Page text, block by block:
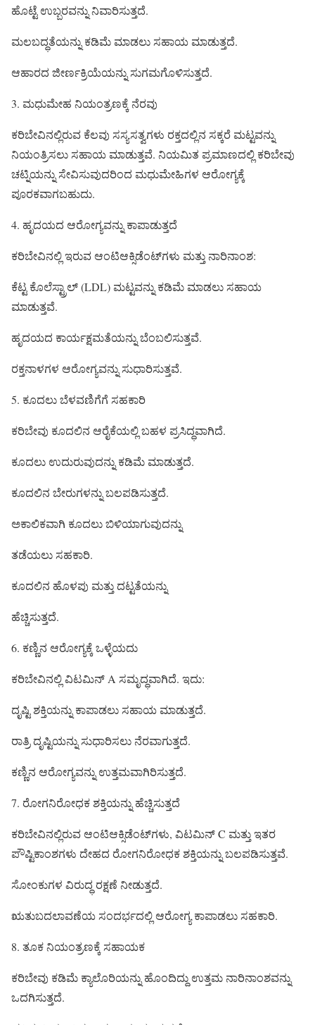
ಹೊಟ್ಟೆ ಉಬ್ಬರವನ್ನು ನಿವಾರಿಸುತ್ತದೆ.
ಮಲಬದ್ಧತೆಯನ್ನು ಕಡಿಮೆ ಮಾಡಲು ಸಹಾಯ ಮಾಡುತ್ತದೆ.
ಆಹಾರದ ಜೀರ್ಣಕ್ರಿಯೆಯನ್ನು ಸುಗಮಗೊಳಿಸುತ್ತದೆ.
3. ಮಧುಮೇಹ ನಿಯಂತ್ರಣಕ್ಕೆ ನೆರವು
ಕರಿಬೇವಿನಲ್ಲಿರುವ ಕೆಲವು ಸಸ್ಯಸತ್ವಗಳು ರಕ್ತದಲ್ಲಿನ ಸಕ್ಕರೆ ಮಟ್ಟವನ್ನು
ನಿಯಂತ್ರಿಸಲು ಸಹಾಯ ಮಾಡುತ್ತವೆ. ನಿಯಮಿತ ಪ್ರಮಾಣದಲ್ಲಿ ಕರಿಬೇವು
ಚಟ್ನಿಯನ್ನು ಸೇವಿಸುವುದರಿಂದ ಮಧುಮೇಹಿಗಳ ಆರೋಗ್ಯಕ್ಕೆ
ಪೂರಕವಾಗಬಹುದು.
4. ಹೃದಯದ ಆರೋಗ್ಯವನ್ನು ಕಾಪಾಡುತ್ತದೆ
ಕರಿಬೇವಿನಲ್ಲಿ ಇರುವ ಆಂಟಿಆಕ್ಸಿಡೆಂಟ್‌ಗಳು ಮತ್ತು ನಾರಿನಾಂಶ:
ಕೆಟ್ಟ ಕೊಲೆಸ್ಟ್ರಾಲ್ (LDL) ಮಟ್ಟವನ್ನು ಕಡಿಮೆ ಮಾಡಲು ಸಹಾಯ
ಮಾಡುತ್ತವೆ.
ಹೃದಯದ ಕಾರ್ಯಕ್ಷಮತೆಯನ್ನು ಬೆಂಬಲಿಸುತ್ತವೆ.
ರಕ್ತನಾಳಗಳ ಆರೋಗ್ಯವನ್ನು ಸುಧಾರಿಸುತ್ತವೆ.
5. ಕೂದಲು ಬೆಳವಣಿಗೆಗೆ ಸಹಕಾರಿ
ಕರಿಬೇವು ಕೂದಲಿನ ಆರೈಕೆಯಲ್ಲಿ ಬಹಳ ಪ್ರಸಿದ್ಧವಾಗಿದೆ.
ಕೂದಲು ಉದುರುವುದನ್ನು ಕಡಿಮೆ ಮಾಡುತ್ತದೆ.
ಕೂದಲಿನ ಬೇರುಗಳನ್ನು ಬಲಪಡಿಸುತ್ತದೆ.
ಅಕಾಲಿಕವಾಗಿ ಕೂದಲು ಬಿಳಿಯಾಗುವುದನ್ನು
ತಡೆಯಲು ಸಹಕಾರಿ.
ಕೂದಲಿನ ಹೊಳಪು ಮತ್ತು ದಟ್ಟತೆಯನ್ನು
ಹೆಚ್ಚಿಸುತ್ತದೆ.
6. ಕಣ್ಣಿನ ಆರೋಗ್ಯಕ್ಕೆ ಒಳ್ಳೆಯದು
ಕರಿಬೇವಿನಲ್ಲಿ ವಿಟಮಿನ್ A ಸಮೃದ್ಧವಾಗಿದೆ. ಇದು:
ದೃಷ್ಟಿ ಶಕ್ತಿಯನ್ನು ಕಾಪಾಡಲು ಸಹಾಯ ಮಾಡುತ್ತದೆ.
ರಾತ್ರಿ ದೃಷ್ಟಿಯನ್ನು ಸುಧಾರಿಸಲು ನೆರವಾಗುತ್ತದೆ.
ಕಣ್ಣಿನ ಆರೋಗ್ಯವನ್ನು ಉತ್ತಮವಾಗಿರಿಸುತ್ತದೆ.
7. ರೋಗನಿರೋಧಕ ಶಕ್ತಿಯನ್ನು ಹೆಚ್ಚಿಸುತ್ತದೆ
ಕರಿಬೇವಿನಲ್ಲಿರುವ ಆಂಟಿಆಕ್ಸಿಡೆಂಟ್‌ಗಳು, ವಿಟಮಿನ್ C ಮತ್ತು ಇತರ
ಪೌಷ್ಟಿಕಾಂಶಗಳು ದೇಹದ ರೋಗನಿರೋಧಕ ಶಕ್ತಿಯನ್ನು ಬಲಪಡಿಸುತ್ತವೆ.
ಸೋಂಕುಗಳ ವಿರುದ್ಧ ರಕ್ಷಣೆ ನೀಡುತ್ತದೆ.
ಋತುಬದಲಾವಣೆಯ ಸಂದರ್ಭದಲ್ಲಿ ಆರೋಗ್ಯ ಕಾಪಾಡಲು ಸಹಕಾರಿ.
8. ತೂಕ ನಿಯಂತ್ರಣಕ್ಕೆ ಸಹಾಯಕ
ಕರಿಬೇವು ಕಡಿಮೆ ಕ್ಯಾಲೊರಿಯನ್ನು ಹೊಂದಿದ್ದು ಉತ್ತಮ ನಾರಿನಾಂಶವನ್ನು
ಒದಗಿಸುತ್ತದೆ.